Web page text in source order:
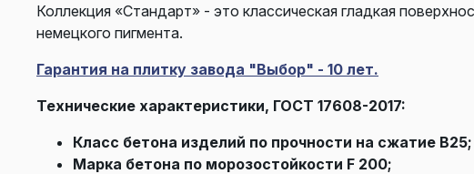
Коллекция «Стандарт» - это классическая гладкая
немецкого пигмента.
Гарантия на плитку завода "Выбор" - 10 лет.
Технические характеристики, ГОСТ 17608-2017:
Класс бетона изделий по прочности на сжатие В25;
Марка бетона по морозостойкости F 200;